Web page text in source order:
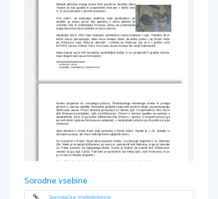
Mozaik prekriva enega izmed treh prostorov bazilike (škof
Teodor je dal zgraditi tri pravokotne dvorane v obliki črke
U, ki so povezane s prečno dvorano).
Prvi   motiv,   na   katerega   naletimo   med   sprehodom   po
baziliki, je slavni prizor Boj petelina z želvo
  (petelin je
znanilec luči in predstavlja Kristusa, želva pa predstavlja
kralja teme-boj med svetlobo in temo (zlom)).
Naslednji prizor Ptiči med vejevjem simbolizira večno življenje v raju. Podobe rib in
letnih časov ponazarjajo, kako mora kristjan živeti, da lahko pride v raj (živeti mora
po Kristusovi veri). Riba je akrostih  , oznaka za Kristusa, saj se ji v grščini reče
IHTHYS (Jesus Hristos Theu Yos Soter-Jezus Kristus Sin božji Odrešenik).
Malo naprej naj bi bili mozaično upodobljeni ljudje, ki so prispevali h gradnji cerkve,
med drugim tudi cesar Konstantin.
 cerkveno, verno
 posvetilo, sestavljeno iz začetnih črk
Kmalu prispemo do morskega prizora , Teodorjevega latinskega izreka in prvega
prizora iz Jonove zgodbe. Mozaične podobe imajo tudi poučno vlogo, saj ponazarjajo
škofovske nauke. Prizor ribolova ponazarja 12 ribičev (kot 12 apostolov), ribe naj bi
bile Kristusovi poslušalci, čoln pa krščanstvo. Prizori iz Jonove zgodbe se začnejo z
upodobitvijo Jona, ki ga požre velikanska riba (Kristus v grobu). V drugem prizoru ga
po treh dneh izpljune (Kristusovo vstajenje), v naslednjem prizoru pa že počiva in pije
(nebesa).
Nad vhodom v Kripto fresk stoji sarkofag s štirimi stebri. Nastal je v 14. stoletju in
domačini pravijo, da hrani relikvije štirih oglejskih devic.
Ko vstopimo v Kripto  fresk takoj opazimo fresko, ki prikazuje legendo o sv. Mohorju
(Sv. Mark je oznanjal krščanstvo po svetu in spreobrnil tudi Mohorja, ki ga je kasneje
sv. Peter posvetil za oglejskega škofa. Doma je Mohor še naprej širil krščanstvo,
vendar so ga vrgli v ječo. Tudi tam je spreobrnil kar nekaj ljudi, celo Fortunata, ki so
ju na koncu skupaj obglavili.).
V baziliki leži tudi sarkofag Kancijancev , ki je kiparsko delo iz 14. stoletja.
Sorodne vsebine
Sociološka metodologija